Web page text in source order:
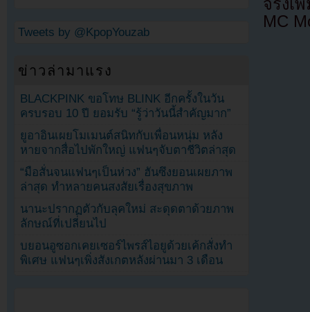
จริงเ
MC
Tweets by @KpopYouzab
ข่าวล่ามาแรง
BLACKPINK ขอโทษ BLINK อีกครั้งในวัน
ครบรอบ 10 ปี ยอมรับ “รู้ว่าวันนี้สำคัญมาก”
ยูอาอินเผยโมเมนต์สนิทกับเพื่อนหนุ่ม หลัง
หายจากสื่อไปพักใหญ่ แฟนๆจับตาชีวิตล่าสุด
“มือสั่นจนแฟนๆเป็นห่วง” ฮันซึงยอนเผยภาพ
ล่าสุด ทำหลายคนสงสัยเรื่องสุขภาพ
นานะปรากฏตัวกับลุคใหม่ สะดุดตาด้วยภาพ
ลักษณ์ที่เปลี่ยนไป
บยอนอูซอกเคยเซอร์ไพรส์ไอยูด้วยเค้กสั่งทำ
พิเศษ แฟนๆเพิ่งสังเกตหลังผ่านมา 3 เดือน